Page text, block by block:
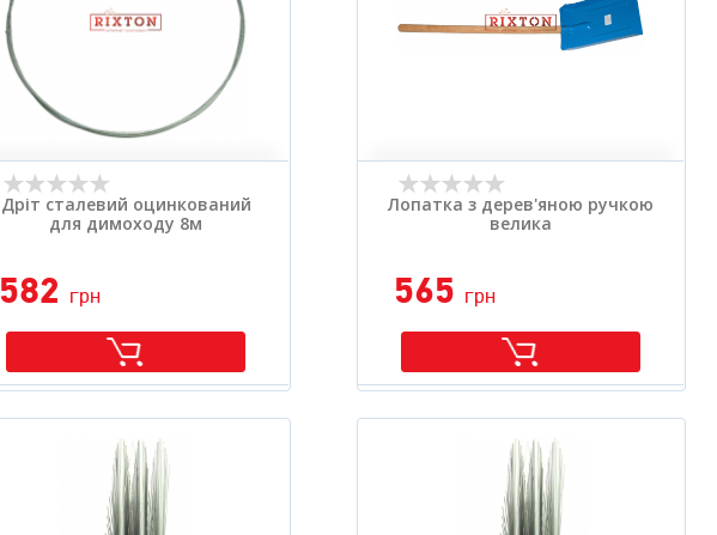
Дріт сталевий оцинкований
для димоходу 8м
582 грн
Лопатка з дерев'яною ручкою
велика
565 грн